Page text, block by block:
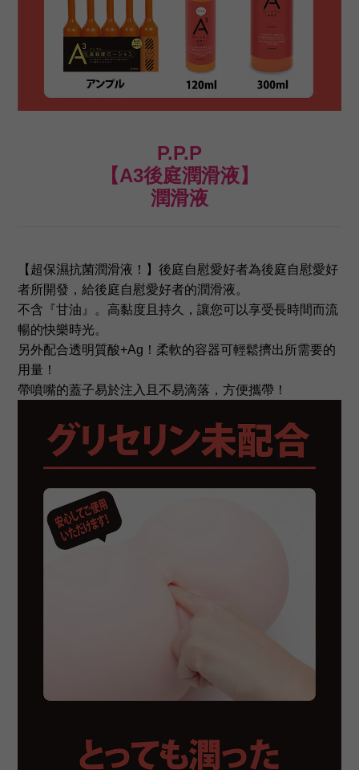
P.P.P
【A3後庭潤滑液】
潤滑液
【超保濕抗菌潤滑液！】後庭自慰愛好者為後庭自慰愛好
者所開發，給後庭自慰愛好者的潤滑液。
不含『甘油』。高黏度且持久，讓您可以享受長時間而流
暢的快樂時光。
另外配合透明質酸+Ag！柔軟的容器可輕鬆擠出所需要的
用量！
帶噴嘴的蓋子易於注入且不易滴落，方便攜帶！